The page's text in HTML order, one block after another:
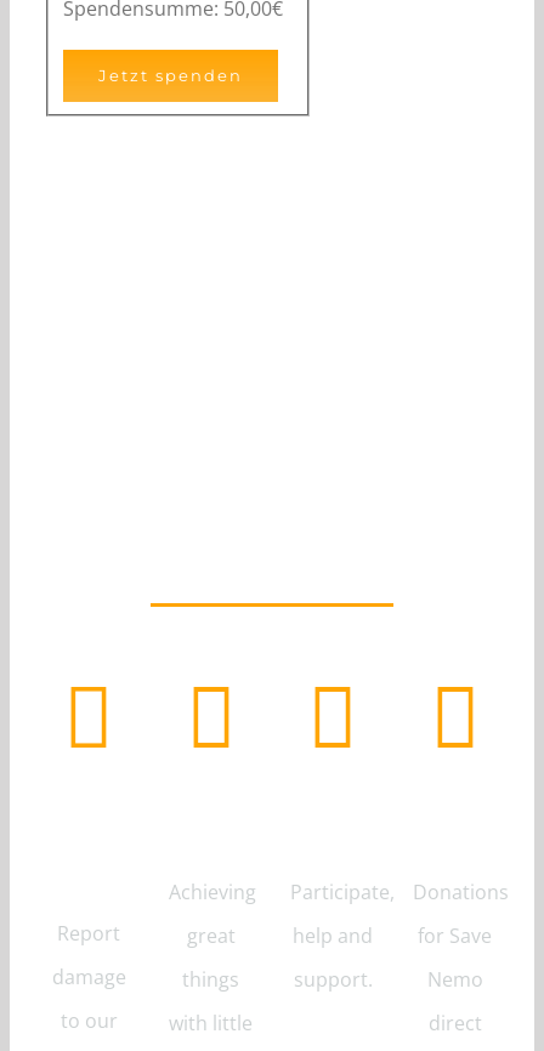
Spendensumme: 50,00€
Report
damage
to our
Achieving
great
things
with little
Participate,
help and
support.
Donations
for Save
Nemo
direct